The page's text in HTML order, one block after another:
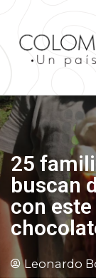
25
buscan
con
Leonardo